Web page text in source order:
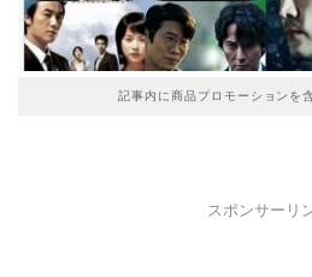
記事内に商品プロモーションを
スポンサーリ